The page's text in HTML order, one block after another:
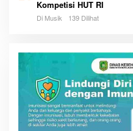
Kompetisi HUT RI
Di Musik 139 Dilihat